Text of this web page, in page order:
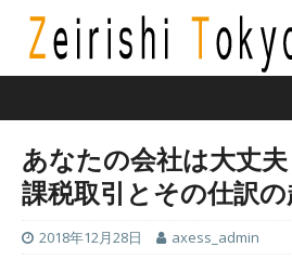
あなたの会社は大丈
課税取引とその仕訳
2018年12月28日 axess_admin